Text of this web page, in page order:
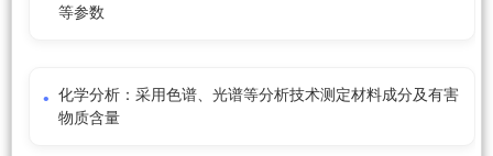
等参数
化学分析：采用色谱、光谱等分析技术测定材料成分及有害
物质含量